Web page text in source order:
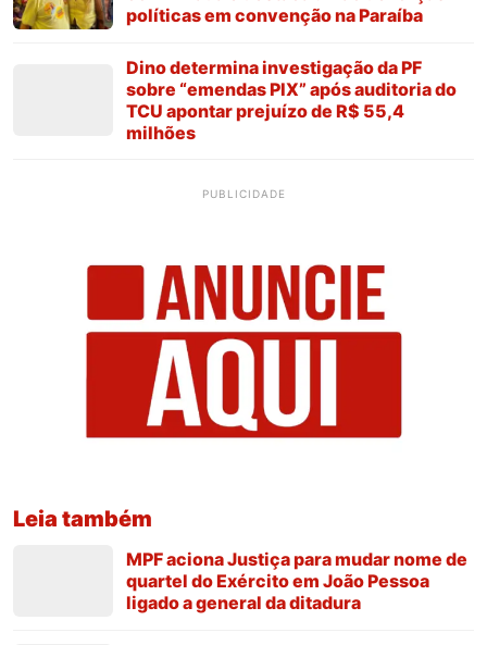
políticas em convenção na Paraíba
Dino determina investigação da PF
sobre “emendas PIX” após auditoria do
TCU apontar prejuízo de R$ 55,4
milhões
PUBLICIDADE
Leia também
MPF aciona Justiça para mudar nome de
quartel do Exército em João Pessoa
ligado a general da ditadura